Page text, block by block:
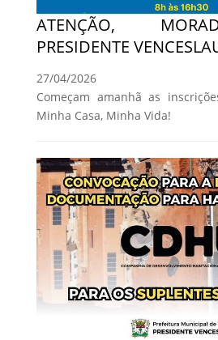
ATENÇÃO,
PRESIDENTE
27/04/2026
Começam amanhã as
Minha Casa, Minha Vida!